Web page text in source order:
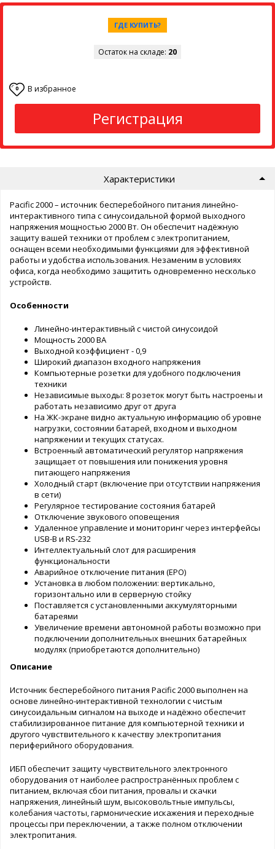
ГДЕ КУПИТЬ?
Остаток на складе: 20
0 В избранное
Регистрация
Характеристики
Pacific 2000 – источник бесперебойного питания линейно-
интерактивного типа с синусоидальной формой выходного
напряжения мощностью 2000 Вт. Он обеспечит надёжную
защиту вашей техники от проблем с электропитанием,
оснащен всеми необходимыми функциями для эффективной
работы и удобства использования. Незаменим в условиях
офиса, когда необходимо защитить одновременно несколько
устройств.
Особенности
Линейно-интерактивный с чистой синусоидой
Мощность 2000 ВА
Выходной коэффициент - 0,9
Широкий диапазон входного напряжения
Компьютерные розетки для удобного подключения
техники
Независимые выходы: 8 розеток могут быть настроены и
работать независимо друг от друга
На ЖК-экране видно актуальную информацию об уровне
нагрузки, состоянии батарей, входном и выходном
напряжении и текущих статусах.
Встроенный автоматический регулятор напряжения
защищает от повышения или понижения уровня
питающего напряжения
Холодный старт (включение при отсутствии напряжения
в сети)
Регулярное тестирование состояния батарей
Отключение звукового оповещения
Удаленное управление и мониторинг через интерфейсы
USB-B и RS-232
Интеллектуальный слот для расширения
функциональности
Аварийное отключение питания (EPO)
Установка в любом положении: вертикально,
горизонтально или в серверную стойку
Поставляется с установленными аккумуляторными
батареями
Увеличение времени автономной работы возможно при
подключении дополнительных внешних батарейных
модулях (приобретаются дополнительно)
Описание
Источник бесперебойного питания Pacific 2000 выполнен на
основе линейно-интерактивной технологии с чистым
синусоидальным сигналом на выходе и надёжно обеспечит
стабилизированное питание для компьютерной техники и
другого чувствительного к качеству электропитания
периферийного оборудования.
ИБП обеспечит защиту чувствительного электронного
оборудования от наиболее распространённых проблем с
питанием, включая сбои питания, провалы и скачки
напряжения, линейный шум, высоковольтные импульсы,
колебания частоты, гармонические искажения и переходные
процессы при переключении, а также полном отключении
электропитания.